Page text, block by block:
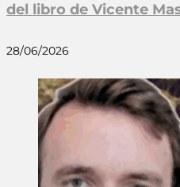
del libro de Vicente
28/06/2026